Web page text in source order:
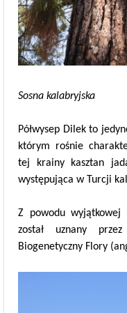
Sosna kalabryjska
Półwysep Dilek to
którym rośnie
tej krainy kasztan
występująca w Turcji
Z powodu wyjątkowej
został uznany
Biogenetyczny Flory